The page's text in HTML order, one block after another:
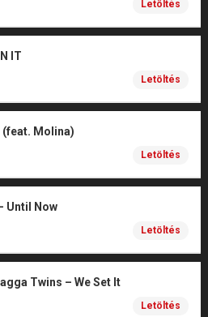
Letöltés
IT
Letöltés
Molina)
Letöltés
Until Now
Letöltés
Twins – We Set It
Letöltés